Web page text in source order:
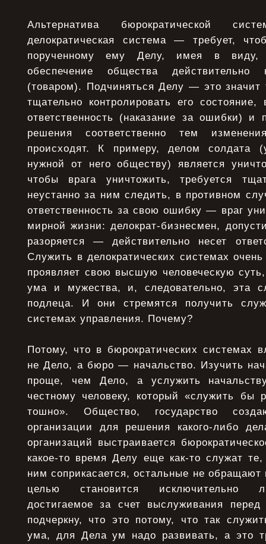
Альтернатива бюрократической
делократическая система — требует,
порученному ему Делу, имея в виду,
обеспечение общества
(товаром). Подчиняться Делу — это значит
тщательно контролировать его
ответственность (наказание за ошибки) и
решения соответственно тем
происходят. К примеру, делом солдата
нужной от него обществу) является
чтобы врага уничтожить, требуется
неустанно за ним следить, в противном
ответственность за свою ошибку — враг
мирной жизни: делократ-бизнесмен,
разоряется — действительно несет
Служить в делократических системах
проявляет свою высшую человеческую
ума и мужества, и, следовательно, эта
подлеца. И они стремятся получить
системах управления. Почему?
Потому, что в бюрократических системах
не Дело, а бюро — начальство. Изучить
проще, чем Дело, а услужить
честному человеку, который «служить бы
тошно». Общество, государство
организации для решения какого-либо
организаций выстраивается
какое-то время Делу еще как-то служат те,
ним соприкасается, остальные не
целью становится исключительно
достигаемое за счет выслуживания
подчеркну, что это потому, что так
ума, для Дела ум надо развивать, а это